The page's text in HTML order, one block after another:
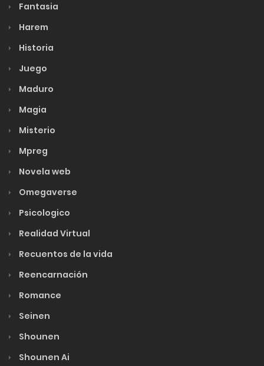
Fantasia
Harem
Historia
Juego
Maduro
Magia
Misterio
Mpreg
Novela web
Omegaverse
Psicologico
Realidad Virtual
Recuentos de la vida
Reencarnación
Romance
Seinen
Shounen
Shounen Ai